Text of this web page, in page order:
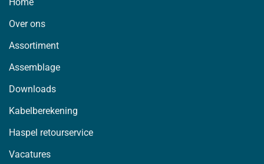
Over ons
Assortiment
Assemblage
Downloads
Kabelberekening
Haspel retourservice
Vacatures